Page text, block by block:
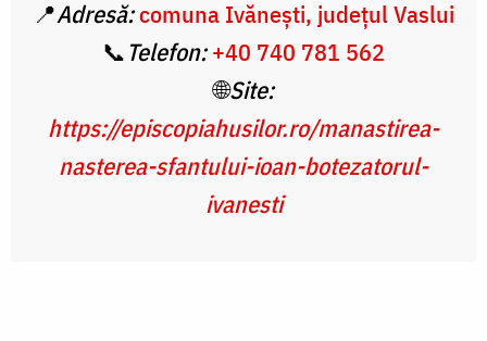
📍Adresă:comuna Ivănești, județul Vaslui
📞 Telefon: +40 740 781 562
🌐Site:
https://episcopiahusilor.ro/manastirea-
nasterea-sfantului-ioan-botezatorul-
ivanesti